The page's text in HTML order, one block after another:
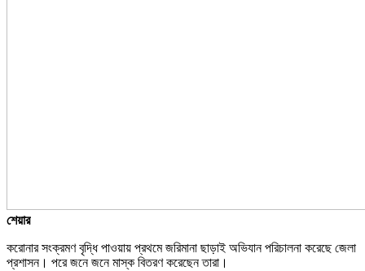
শেয়ার
করোনার সংক্রমণ বৃদ্ধি পাওয়ায় প্রথমে জরিমানা ছাড়াই অভিযান পরিচালনা করেছে জেলা
প্রশাসন। পরে জনে জনে মাস্ক বিতরণ করেছেন তারা।